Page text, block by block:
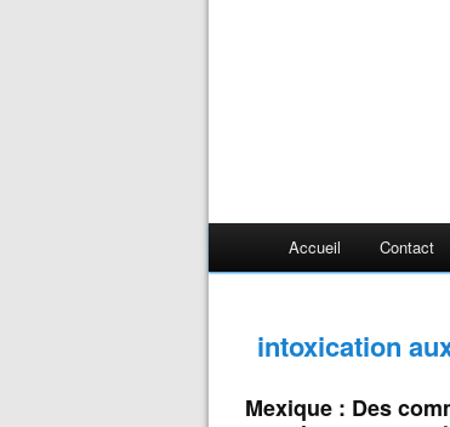
Accueil Contact
intoxication
Mexique : Des